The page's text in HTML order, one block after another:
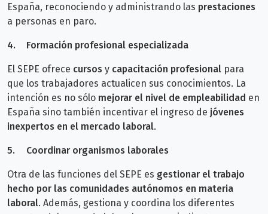
España, reconociendo y administrando las prestaciones
a personas en paro.
4. Formación profesional especializada
El SEPE ofrece cursos y capacitación profesional para
que los trabajadores actualicen sus conocimientos. La
intención es no sólo mejorar el nivel de empleabilidad en
España sino también incentivar el ingreso de jóvenes
inexpertos en el mercado laboral.
5. Coordinar organismos laborales
Otra de las funciones del SEPE es gestionar el trabajo
hecho por las comunidades autónomos en materia
laboral. Además, gestiona y coordina los diferentes